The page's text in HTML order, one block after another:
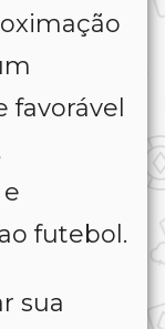
futebol.
sua